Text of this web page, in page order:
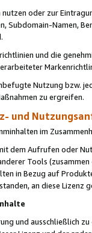
oder zur
Subdomain-Namen,
und die
Nutzung bzw.
zu ergreifen.
und
im
dem Aufrufen oder
Tools (zusammen
in Bezug auf
an diese Lizenz
und ausschließlich